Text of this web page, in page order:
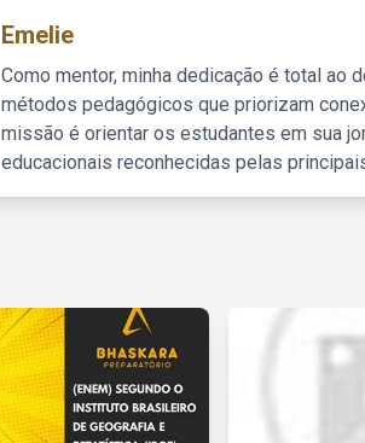
Emelie
Como mentor, minha dedicação é total ao
métodos pedagógicos que priorizam
missão é orientar os estudantes em sua
educacionais reconhecidas pelas